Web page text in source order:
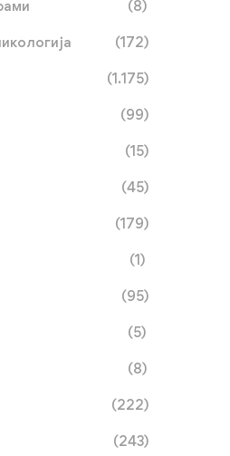
јул 02, 2026
(8)
(172)
(1.175)
(99)
(15)
(45)
(179)
(1)
(95)
(5)
(8)
(222)
(243)